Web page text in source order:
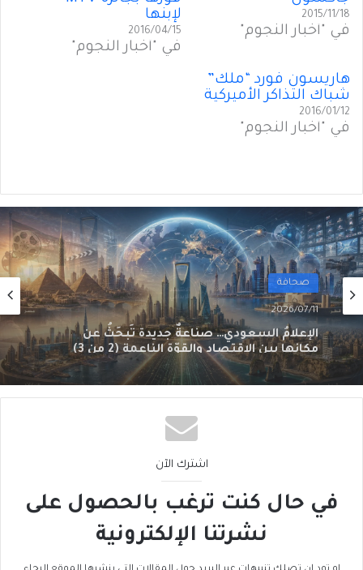
2015/11/18
في "أخبار النجوم"
لإبنها
2016/04/15
في "أخبار النجوم"
هاريسون فورد “ملك”
شباك التذاكر الأميركية
2016/01/12
في "أخبار النجوم"
صحافة
2026/07/10
الإعلام السعودي… صناعةٌ جديدة تَبحَثُ عن
مكانها بين الاقتصاد والقوّة الناعمة (1 من 3)
اشترك الآن
في حال كنت ترغب بالحصول على
نشرتنا الإلكترونية